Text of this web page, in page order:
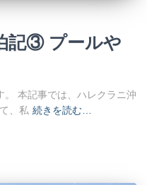
記③ プールや
本記事では、ハレクラニ沖
、私 続きを読む…